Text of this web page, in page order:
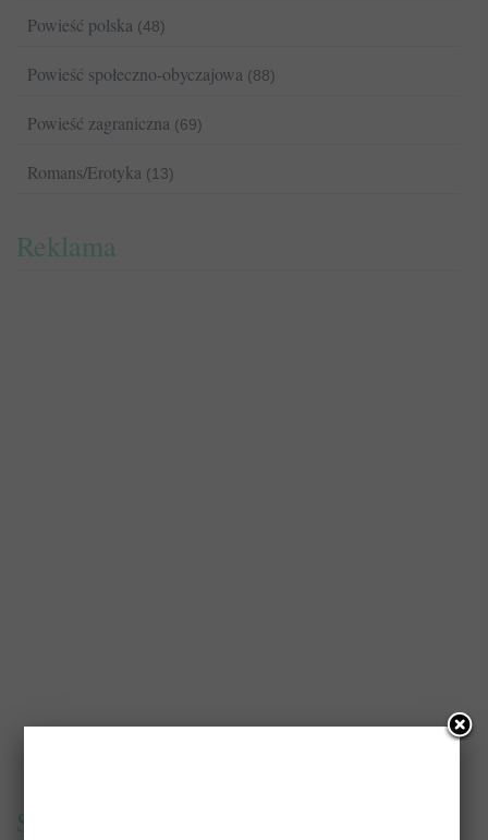
Powieść polska (48)
Powieść społeczno-obyczajowa (88)
Powieść zagraniczna (69)
Romans/Erotyka (13)
Reklama
Szukaj książek i recenzji